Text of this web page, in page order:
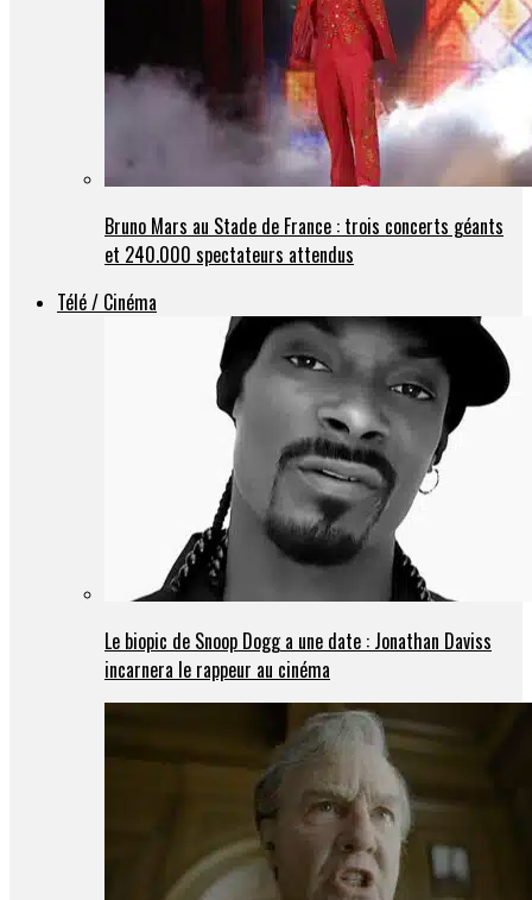
Bruno Mars au Stade de France : trois concerts géants
et 240.000 spectateurs attendus
Télé / Cinéma
Le biopic de Snoop Dogg a une date : Jonathan Daviss
incarnera le rappeur au cinéma